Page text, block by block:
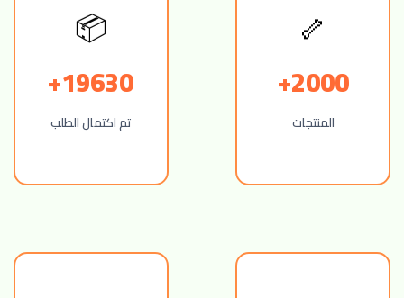
🦴
2000+
المنتجات
📦
19630+
تم اكتمال الطلب